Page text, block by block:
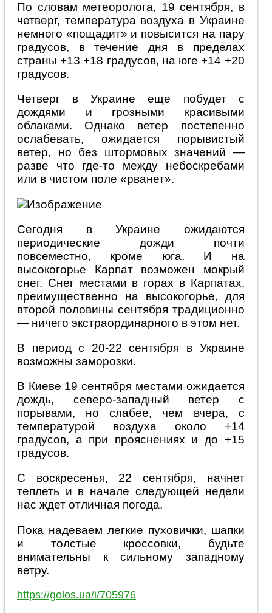
По словам метеоролога, 19 сентября, в
четверг, температура воздуха в Украине
немного «пощадит» и повысится на пару
градусов, в течение дня в пределах
страны +13 +18 градусов, на юге +14 +20
градусов.
Четверг в Украине еще побудет с
дождями и грозными красивыми
облаками. Однако ветер постепенно
ослабевать, ожидается порывистый
ветер, но без штормовых значений —
разве что где-то между небоскребами
или в чистом поле «рванет».
Сегодня в Украине ожидаются
периодические дожди почти
повсеместно, кроме юга. И на
высокогорье Карпат возможен мокрый
снег. Снег местами в горах в Карпатах,
преимущественно на высокогорье, для
второй половины сентября традиционно
— ничего экстраординарного в этом нет.
В период с 20-22 сентября в Украине
возможны заморозки.
В Киеве 19 сентября местами ожидается
дождь, северо-западный ветер с
порывами, но слабее, чем вчера, с
температурой воздуха около +14
градусов, а при прояснениях и до +15
градусов.
С воскресенья, 22 сентября, начнет
теплеть и в начале следующей недели
нас ждет отличная погода.
Пока надеваем легкие пуховички, шапки
и толстые кроссовки, будьте
внимательны к сильному западному
ветру.
https://golos.ua/i/705976